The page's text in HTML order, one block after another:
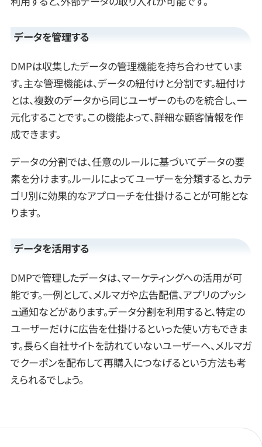
データを管理する
DMPは収集したデータの管理機能を持ち合わせていま
す。主な管理機能は、データの紐付けと分割です。紐付け
とは、複数のデータから同じユーザーのものを統合し、一
元化することです。この機能よって、詳細な顧客情報を作
成できます。
データの分割では、任意のルールに基づいてデータの要
素を分けます。ルールによってユーザーを分類すると、カテ
ゴリ別に効果的なアプローチを仕掛けることが可能とな
ります。
データを活用する
DMPで管理したデータは、マーケティングへの活用が可
能です。一例として、メルマガや広告配信、アプリのプッシ
ュ通知などがあります。データ分割を利用すると、特定の
ユーザーだけに広告を仕掛けるといった使い方もできま
す。長らく自社サイトを訪れていないユーザーへ、メルマガ
でクーポンを配布して再購入につなげるという方法も考
えられるでしょう。